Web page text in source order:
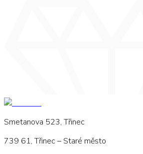
Smetanova 523, Třinec
739 61, Třinec – Staré město